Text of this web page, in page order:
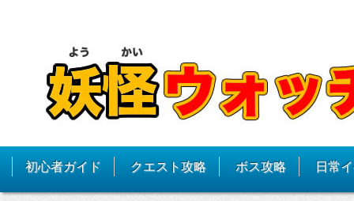
初心者ガイド クエスト攻略 ボス攻略 日常